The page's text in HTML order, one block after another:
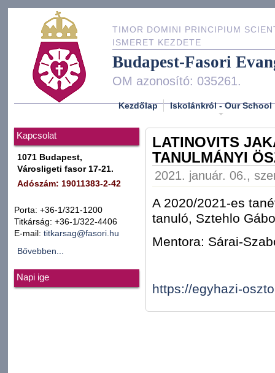
TIMOR DOMINI PRINCIPIUM
ISMERET KEZDETE
Budapest-Fasori
OM azonosító: 035261.
Kezdőlap Iskolánkról - Our School
Kapcsolat
1071 Budapest,
Városligeti fasor 17-21.
Adószám: 19011383-2-42
Porta: +36-1/321-1200
Titkárság: +36-1/322-4406
E-mail: titkarsag@fasori.hu
Bővebben...
Napi ige
LATINOVITS
TANULMÁNYI
2021. január. 06.,
A 2020/2021-es
tanuló, Sztehlo
Mentora: Sárai-
https://egyhazi-